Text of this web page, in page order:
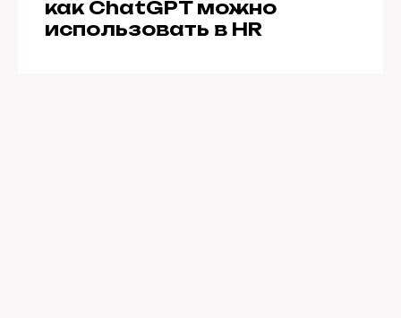
как ChatGPT можно
использовать в HR